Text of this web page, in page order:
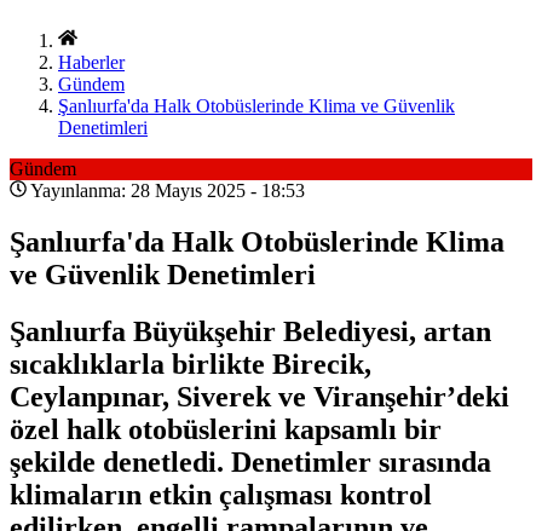
Haberler
Gündem
Şanlıurfa'da Halk Otobüslerinde Klima ve Güvenlik
Denetimleri
Gündem
Yayınlanma: 28 Mayıs 2025 - 18:53
Şanlıurfa'da Halk Otobüslerinde Klima
ve Güvenlik Denetimleri
Şanlıurfa Büyükşehir Belediyesi, artan
sıcaklıklarla birlikte Birecik,
Ceylanpınar, Siverek ve Viranşehir’deki
özel halk otobüslerini kapsamlı bir
şekilde denetledi. Denetimler sırasında
klimaların etkin çalışması kontrol